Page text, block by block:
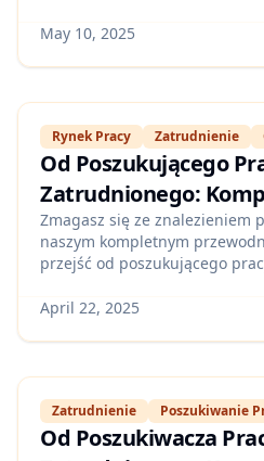
May 10, 2025
Rynek Pracy Zatrudnienie
Od Poszukującego
Zatrudnionego:
po Rynku Pracy w
Zmagasz się ze znalezieniem
naszym kompletnym
przejść od poszukującego
April 22, 2025
Zatrudnienie Poszukiwanie
Od Poszukiwacza